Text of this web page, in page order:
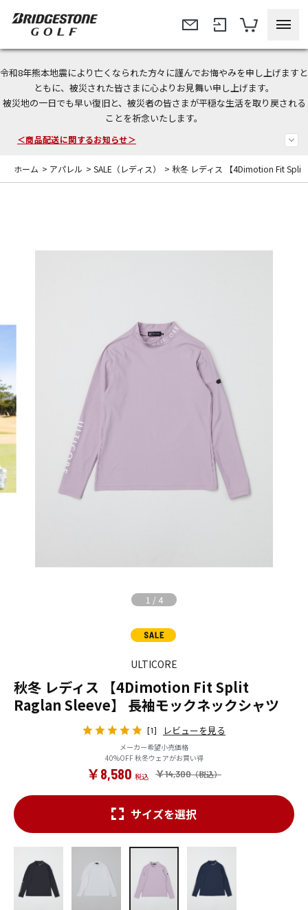
令和8年熊本地震により亡くなられた方々に謹んでお悔やみを申し上げますと
ともに、被災された皆さまに心よりお見舞い申し上げます。
被災地の一日でも早い復旧と、被災者の皆さまが平穏な生活を取り戻される
ことを祈念いたします。
今なら新規会員登録で1,000円OFFクーポンプレゼント！
＜商品配送に関するお知らせ＞
＜夏季休暇中のご注文・発送・お問い合わせ＞
ホーム > アパレル > SALE（レディス） > 秋冬 レディス 【4Dimotion Fit Split
1 / 4
ULTICORE
秋冬 レディス 【4Dimotion Fit Split
Raglan Sleeve】 長袖モックネックシャツ
[1] レビューを見る
メーカー希望小売価格
40%OFF 秋冬ウェアがお買い得
￥14,300
￥8,580
サイズを選択